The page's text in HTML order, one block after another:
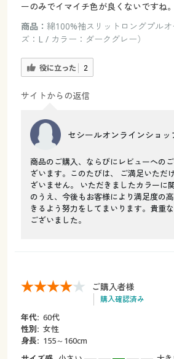
ーのみでイマイチ色が良くないですね。
商品： 綿100%袖スリットロングプル
ズ：L / カラー：ダークグレー）
役に立った 2
サイトからの返信
セシールオンラインショッ
商品のご購入、ならびにレビューへの
ざいます。このたびは、 ご満足いただ
ざいません。 いただきましたカラーに
のうえ、今後もお客様により満足度の
きるよう努力をしてまいります。貴重
ございました。
ご購入者様
購入確認済み
年代: 60代
性別: 女性
身長: 155～160cm